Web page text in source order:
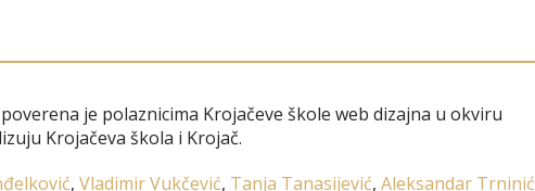
je polaznicima Krojačeve škole web dizajna u okviru
Krojačeva škola i Krojač.
, Vladimir Vukčević, Tanja Tanasijević, Aleksandar Trninić